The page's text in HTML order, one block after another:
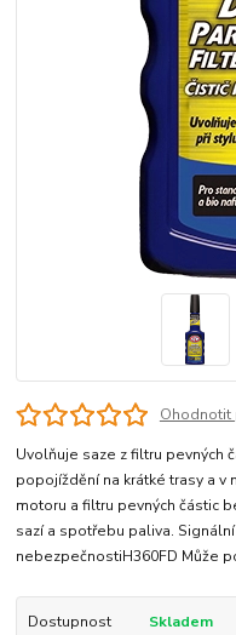
Ohodnotit
Uvolňuje saze z filtru pevných
popojíždění na krátké trasy a
motoru a filtru pevných částic
sazí a spotřebu paliva.
nebezpečnostiH360FD Může
Dostupnost Skladem